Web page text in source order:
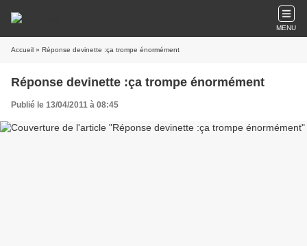
MENU
Accueil » Réponse devinette :ça trompe énormément
Réponse devinette :ça trompe énormément
Publié le 13/04/2011 à 08:45